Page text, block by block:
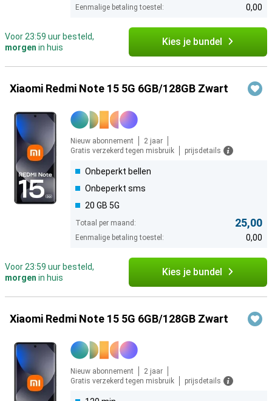
Eenmalige betaling toestel: 0,00
Voor 23:59 uur besteld,
morgen in huis Kies je bundel
Xiaomi Redmi Note 15 5G 6GB/128GB Zwart
Nieuw abonnement
2 jaar
Gratis verzekerd tegen misbruik
prijsdetails
Onbeperkt bellen
Onbeperkt sms
20 GB 5G
Totaal per maand: 25,00
Eenmalige betaling toestel: 0,00
Voor 23:59 uur besteld,
morgen in huis Kies je bundel
Xiaomi Redmi Note 15 5G 6GB/128GB Zwart
Nieuw abonnement
2 jaar
Gratis verzekerd tegen misbruik
prijsdetails